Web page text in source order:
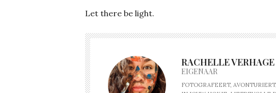
Let there be light.
RACHELLE VERHAGE
EIGENAAR
FOTOGRAFEERT,